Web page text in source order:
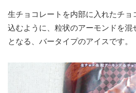
生チョコレートを内部に入れたチョ
込むように、粒状のアーモンドを混
となる、バータイプのアイスです。